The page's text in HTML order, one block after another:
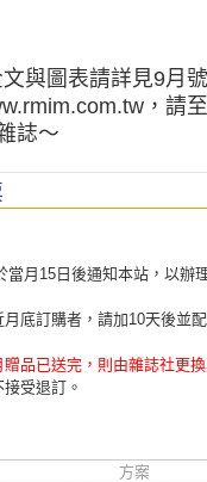
與圖表請詳見9月
，請
誌～
當月15日後通知本站，以辦
底訂購者，請加10天後並
贈品已送完，則由雜誌社更
受退訂。
方案